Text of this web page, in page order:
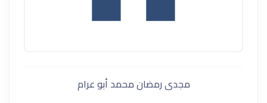
مجدى رمضان محمد أبو عرام